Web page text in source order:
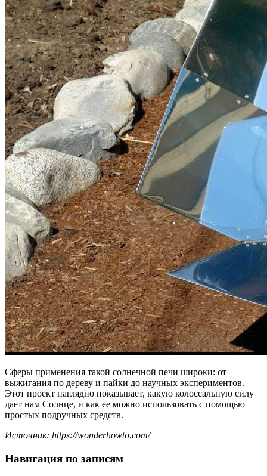
Сферы применения такой солнечной печи широки: от
выжигания по дереву и пайки до научных экспериментов.
Этот проект наглядно показывает, какую колоссальную силу
дает нам Солнце, и как ее можно использовать с помощью
простых подручных средств.
Источник: https://wonderhowto.com/
Навигация по записям